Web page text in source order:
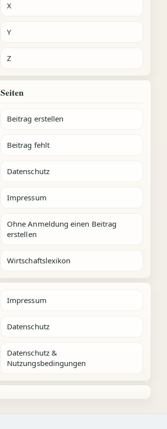
X
Y
Z
Seiten
Beitrag erstellen
Beitrag fehlt
Datenschutz
Impressum
Ohne Anmeldung einen Beitrag
erstellen
Wirtschaftslexikon
Impressum
Datenschutz
Datenschutz &
Nutzungsbedingungen